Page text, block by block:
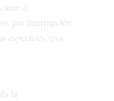
por interrupción
especiales (por
la